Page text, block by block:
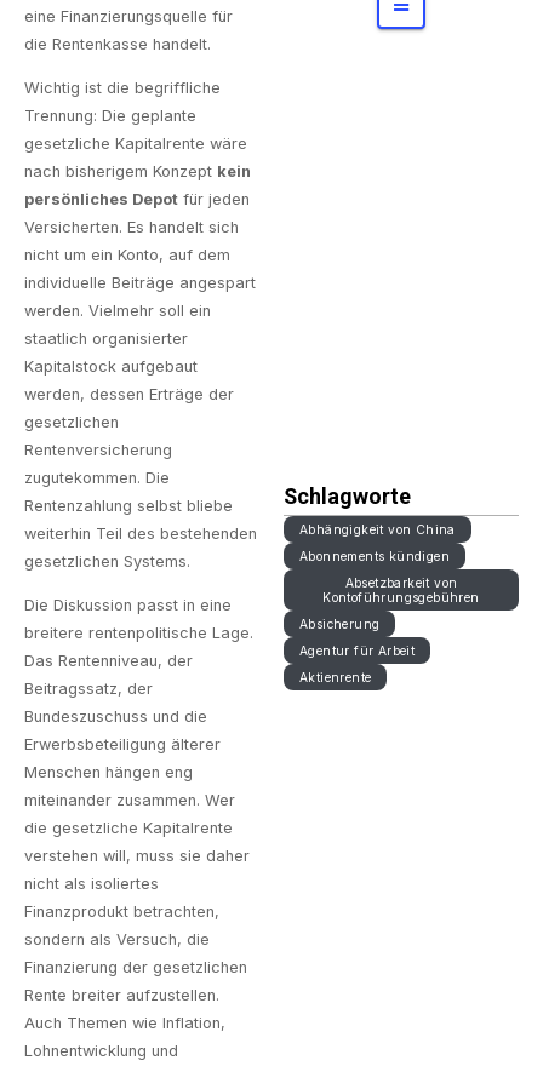
eine Finanzierungsquelle für
die Rentenkasse handelt.
Wichtig ist die begriffliche
Trennung: Die geplante
gesetzliche Kapitalrente wäre
nach bisherigem Konzept kein
persönliches Depot für jeden
Versicherten. Es handelt sich
nicht um ein Konto, auf dem
individuelle Beiträge angespart
werden. Vielmehr soll ein
staatlich organisierter
Kapitalstock aufgebaut
werden, dessen Erträge der
gesetzlichen
Rentenversicherung
zugutekommen. Die
Rentenzahlung selbst bliebe
weiterhin Teil des bestehenden
gesetzlichen Systems.
Die Diskussion passt in eine
breitere rentenpolitische Lage.
Das Rentenniveau, der
Beitragssatz, der
Bundeszuschuss und die
Erwerbsbeteiligung älterer
Menschen hängen eng
miteinander zusammen. Wer
die gesetzliche Kapitalrente
verstehen will, muss sie daher
nicht als isoliertes
Finanzprodukt betrachten,
sondern als Versuch, die
Finanzierung der gesetzlichen
Rente breiter aufzustellen.
Auch Themen wie Inflation,
Lohnentwicklung und
Schlagworte
Abhängigkeit von China
Abonnements kündigen
Absetzbarkeit von
Kontoführungsgebühren
Absicherung
Agentur für Arbeit
Aktienrente